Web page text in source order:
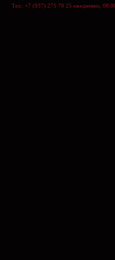
Тел.: +7 (937) 275 70 25 ежедневно,